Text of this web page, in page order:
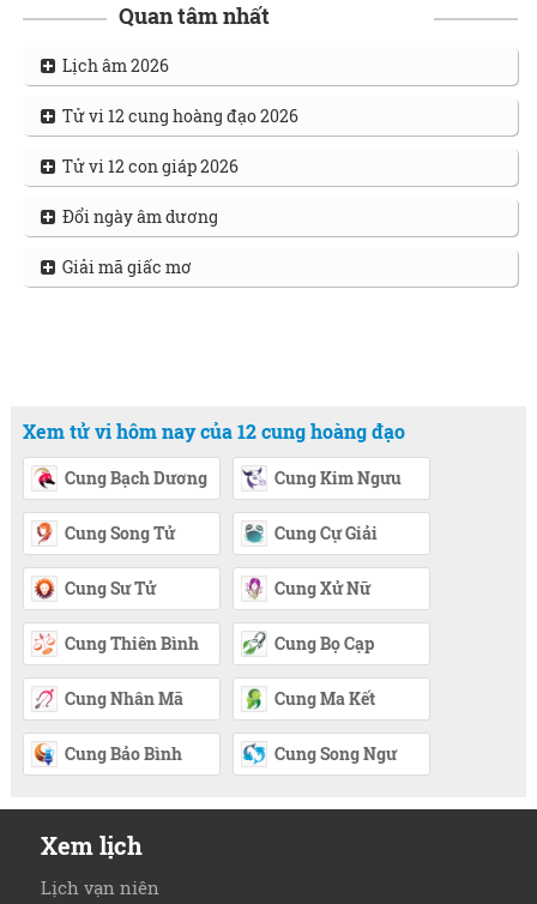
Quan tâm nhất
Lịch âm 2026
Tử vi 12 cung hoàng đạo 2026
Tử vi 12 con giáp 2026
Đổi ngày âm dương
Giải mã giấc mơ
Xem tử vi hôm nay của 12 cung hoàng đạo
Cung Bạch Dương Cung Kim Ngưu
Cung Song Tử Cung Cự Giải
Cung Sư Tử Cung Xử Nữ
Cung Thiên Bình Cung Bọ Cạp
Cung Nhân Mã Cung Ma Kết
Cung Bảo Bình Cung Song Ngư
Xem lịch
Lịch vạn niên